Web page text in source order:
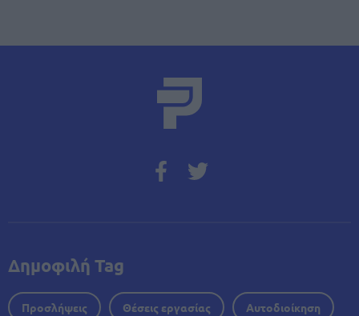
Δημοφιλή Tag
Προσλήψεις Θέσεις εργασίας Αυτοδιοίκηση